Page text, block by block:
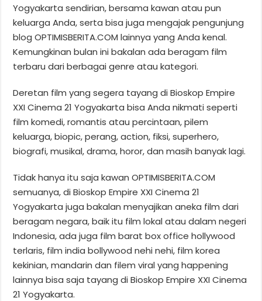
Yogyakarta sendirian, bersama kawan atau pun
keluarga Anda, serta bisa juga mengajak pengunjung
blog OPTIMISBERITA.COM lainnya yang Anda kenal.
Kemungkinan bulan ini bakalan ada beragam film
terbaru dari berbagai genre atau kategori.
Deretan film yang segera tayang di Bioskop Empire
XXI Cinema 21 Yogyakarta bisa Anda nikmati seperti
film komedi, romantis atau percintaan, pilem
keluarga, biopic, perang, action, fiksi, superhero,
biografi, musikal, drama, horor, dan masih banyak lagi.
Tidak hanya itu saja kawan OPTIMISBERITA.COM
semuanya, di Bioskop Empire XXI Cinema 21
Yogyakarta juga bakalan menyajikan aneka film dari
beragam negara, baik itu film lokal atau dalam negeri
Indonesia, ada juga film barat box office hollywood
terlaris, film india bollywood nehi nehi, film korea
kekinian, mandarin dan filem viral yang happening
lainnya bisa saja tayang di Bioskop Empire XXI Cinema
21 Yogyakarta.